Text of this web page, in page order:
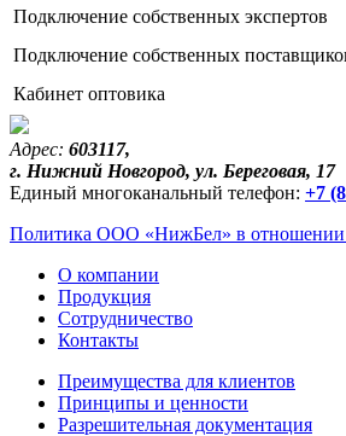
Подключение собственных экспертов
Подключение собственных
Кабинет оптовика
Адрес: 603117,
г. Нижний Новгород, ул. Береговая, 17
Единый многоканальный телефон: +7
Политика ООО «НижБел» в отношении
О компании
Продукция
Сотрудничество
Контакты
Преимущества для клиентов
Принципы и ценности
Разрешительная документация